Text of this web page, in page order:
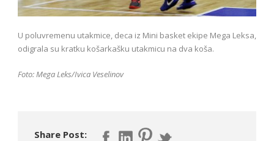
U poluvremenu utakmice, deca iz Mini basket ekipe Mega Leksa,
odigrala su kratku košarkašku utakmicu na dva koša.
Foto: Mega Leks/Ivica Veselinov
Share Post: